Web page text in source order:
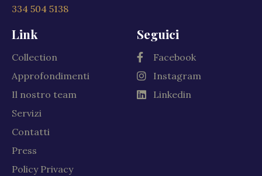
334 504 5138
Link
Collection
Approfondimenti
Il nostro team
Servizi
Contatti
Press
Policy Privacy
Seguici
Facebook
Instagram
Linkedin